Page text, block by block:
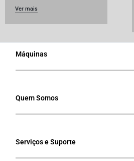
Ver mais
Máquinas
Quem Somos
Serviços e Suporte